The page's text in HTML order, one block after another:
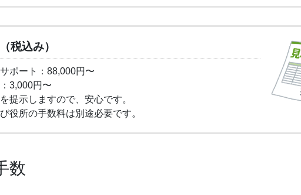
税込み）
ポート：88,000円〜
3,000円〜
提示しますので、安心です。
役所の手数料は別途必要です。
数